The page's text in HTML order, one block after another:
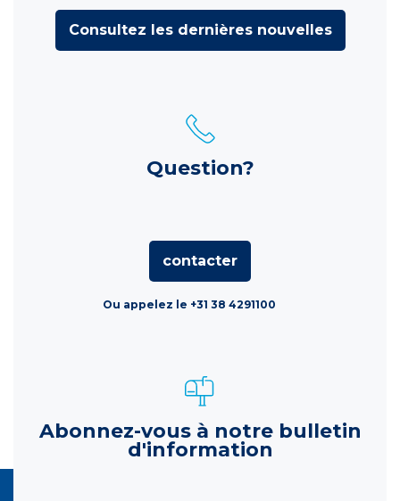
Consultez les dernières nouvelles
Question?
contacter
Ou appelez le +31 38 4291100
Abonnez-vous à notre bulletin
d'information